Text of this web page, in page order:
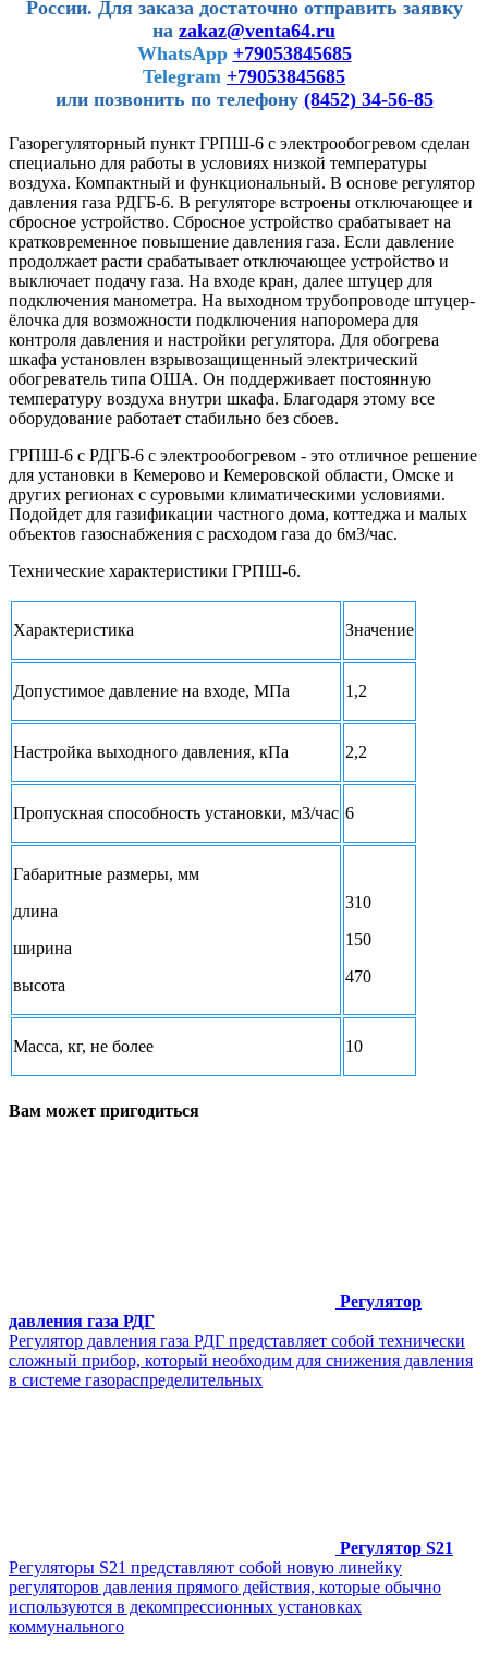
России. Для заказа достаточно отправить заявку
на zakaz@venta64.ru
WhatsApp +79053845685
Telegram +79053845685
или позвонить по телефону (8452) 34-56-85
Газорегуляторный пункт ГРПШ-6 с электрообогревом сделан
специально для работы в условиях низкой температуры
воздуха. Компактный и функциональный. В основе регулятор
давления газа РДГБ-6. В регуляторе встроены отключающее и
сбросное устройство. Сбросное устройство срабатывает на
кратковременное повышение давления газа. Если давление
продолжает расти срабатывает отключающее устройство и
выключает подачу газа. На входе кран, далее штуцер для
подключения манометра. На выходном трубопроводе штуцер-
ёлочка для возможности подключения напоромера для
контроля давления и настройки регулятора. Для обогрева
шкафа установлен взрывозащищенный электрический
обогреватель типа ОША. Он поддерживает постоянную
температуру воздуха внутри шкафа. Благодаря этому все
оборудование работает стабильно без сбоев.
ГРПШ-6 с РДГБ-6 с электрообогревом - это отличное решение
для установки в Кемерово и Кемеровской области, Омске и
других регионах с суровыми климатическими условиями.
Подойдет для газификации частного дома, коттеджа и малых
объектов газоснабжения с расходом газа до 6м3/час.
Технические характеристики ГРПШ-6.
Характеристика Значение
Допустимое давление на входе, МПа 1,2
Настройка выходного давления, кПа 2,2
Пропускная способность установки, м3/час 6
Габаритные размеры, мм
длина
ширина
высота
310
150
470
Масса, кг, не более 10
Вам может пригодиться
Регулятор
давления газа РДГ
Регулятор давления газа РДГ представляет собой технически
сложный прибор, который необходим для снижения давления
в системе газораспределительных
Регулятор S21
Регуляторы S21 представляют собой новую линейку
регуляторов давления прямого действия, которые обычно
используются в декомпрессионных установках
коммунального